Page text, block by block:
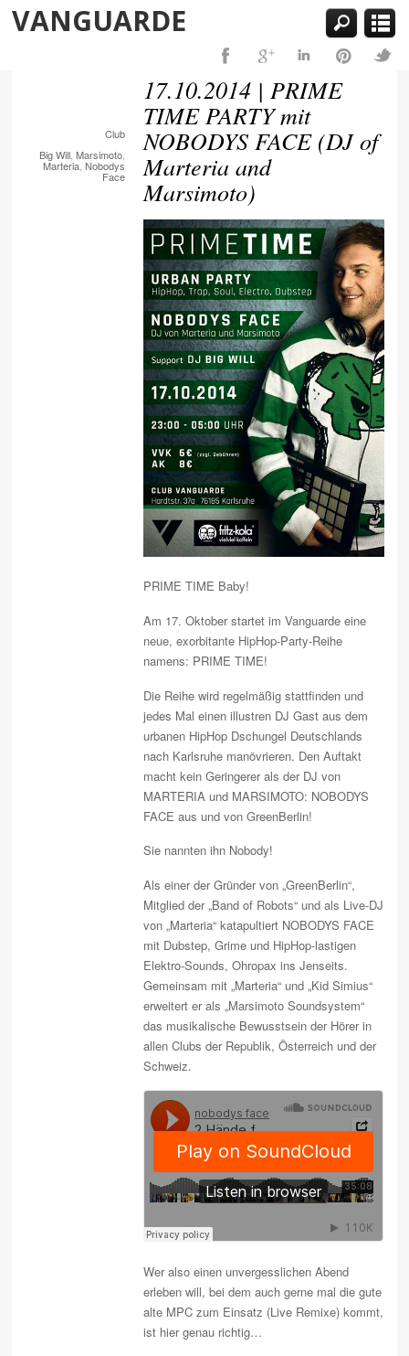
VANGUARDE
17.10.2014 | PRIME
TIME PARTY mit
NOBODYS FACE (DJ of
Marteria and
Marsimoto)
Club
Big Will ,Marsimoto
Marteria ,Nobodys
Face
PRIME TIME Baby!
Am 17. Oktober startet im Vanguarde eine
neue, exorbitante HipHop-Party-Reihe
namens: PRIME TIME!
Die Reihe wird regelmäßig stattfinden und
jedes Mal einen illustren DJ Gast aus dem
urbanen HipHop Dschungel Deutschlands
nach Karlsruhe manövrieren. Den Auftakt
macht kein Geringerer als der DJ von
MARTERIA und MARSIMOTO: NOBODYS
FACE aus und von GreenBerlin!
Sie nannten ihn Nobody!
Als einer der Gründer von „GreenBerlin“,
Mitglied der „Band of Robots“ und als Live-DJ
von „Marteria“ katapultiert NOBODYS FACE
mit Dubstep, Grime und HipHop-lastigen
Elektro-Sounds, Ohropax ins Jenseits.
Gemeinsam mit „Marteria“ und „Kid Simius“
erweitert er als „Marsimoto Soundsystem“
das musikalische Bewusstsein der Hörer in
allen Clubs der Republik, Österreich und der
Schweiz.
Wer also einen unvergesslichen Abend
erleben will, bei dem auch gerne mal die gute
alte MPC zum Einsatz (Live Remixe) kommt,
ist hier genau richtig…